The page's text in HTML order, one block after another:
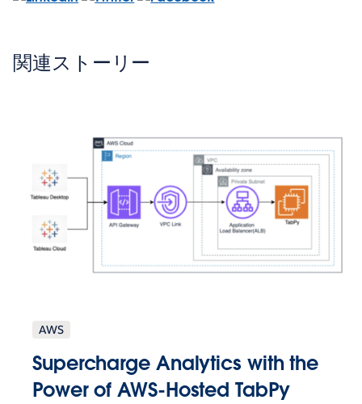
関連ストーリー
AWS
Supercharge Analytics with the
Power of AWS-Hosted TabPy